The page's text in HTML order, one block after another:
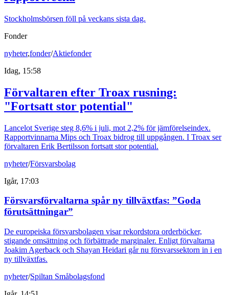
Stockholmsbörsen föll på veckans sista dag.
Fonder
nyheter,fonder/Aktiefonder
Idag, 15:58
Förvaltaren efter Troax rusning:
"Fortsatt stor potential"
Lancelot Sverige steg 8,6% i juli, mot 2,2% för jämförelseindex.
Rapportvinnarna Mips och Troax bidrog till uppgången. I Troax ser
förvaltaren Erik Bertilsson fortsatt stor potential.
nyheter/Försvarsbolag
Igår, 17:03
Försvarsförvaltarna spår ny tillväxtfas: ”Goda
förutsättningar”
De europeiska försvarsbolagen visar rekordstora orderböcker,
stigande omsättning och förbättrade marginaler. Enligt förvaltarna
Joakim Agerback och Shayan Heidari går nu försvarssektorn in i en
ny tillväxtfas.
nyheter/Spiltan Småbolagsfond